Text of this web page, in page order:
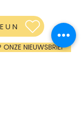
NIEUWSBRIEF